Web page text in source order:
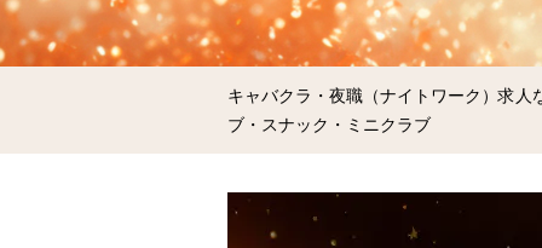
キャバクラ・夜職（ナイトワーク）求人
ブ・スナック・ミニクラブ